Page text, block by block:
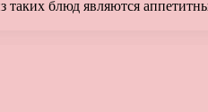
блюд являются